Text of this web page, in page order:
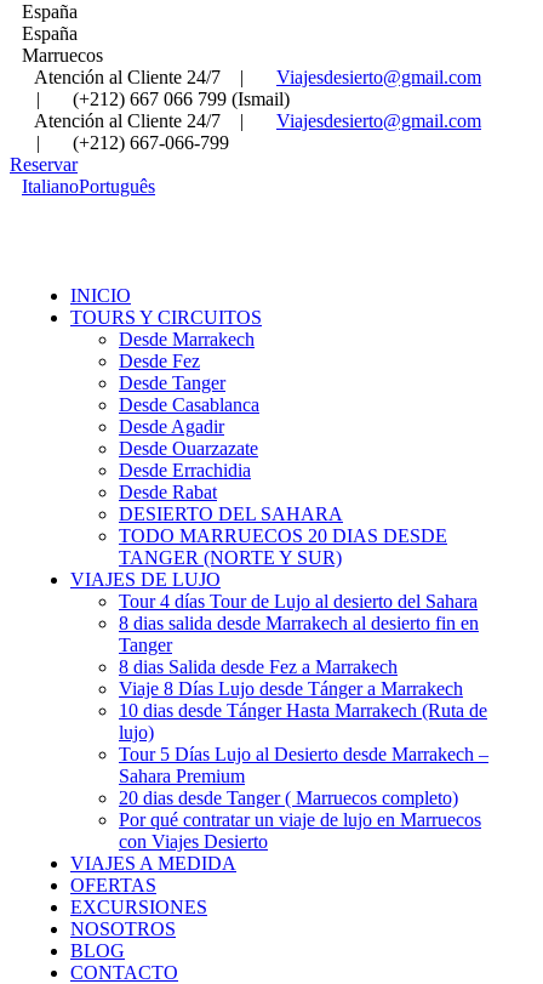
España
España
Marruecos
Atención al Cliente 24/7
|
Viajesdesierto@gmail.com
|
(+212) 667 066 799 (Ismail)
Atención al Cliente 24/7
|
Viajesdesierto@gmail.com
|
(+212) 667-066-799
Reservar
ItalianoPortuguês
INICIO
TOURS Y CIRCUITOS
Desde Marrakech
Desde Fez
Desde Tanger
Desde Casablanca
Desde Agadir
Desde Ouarzazate
Desde Errachidia
Desde Rabat
DESIERTO DEL SAHARA
TODO MARRUECOS 20 DIAS DESDE
TANGER (NORTE Y SUR)
VIAJES DE LUJO
Tour 4 días Tour de Lujo al desierto del Sahara
8 dias salida desde Marrakech al desierto fin en
Tanger
8 dias Salida desde Fez a Marrakech
Viaje 8 Días Lujo desde Tánger a Marrakech
10 dias desde Tánger Hasta Marrakech (Ruta de
lujo)
Tour 5 Días Lujo al Desierto desde Marrakech –
Sahara Premium
20 dias desde Tanger ( Marruecos completo)
Por qué contratar un viaje de lujo en Marruecos
con Viajes Desierto
VIAJES A MEDIDA
OFERTAS
EXCURSIONES
NOSOTROS
BLOG
CONTACTO